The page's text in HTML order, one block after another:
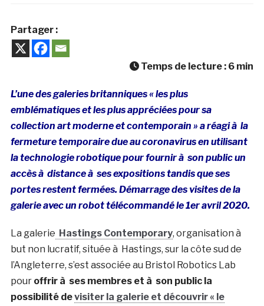
Partager :
Temps de lecture : 6 min
L’une des galeries britanniques « les plus
emblématiques et les plus appréciées pour sa
collection art moderne et contemporain » a réagi à la
fermeture temporaire due au coronavirus en utilisant
la technologie robotique pour fournir à son public un
accès à distance à ses expositions tandis que ses
portes restent fermées. Démarrage des visites de la
galerie avec un robot télécommandé le 1er avril 2020.
La galerie Hastings Contemporary, organisation à
but non lucratif, située à Hastings, sur la côte sud de
l’Angleterre, s’est associée au Bristol Robotics Lab
pour offrir à ses membres et à son public la
possibilité devisiter la galerie et découvrir « le